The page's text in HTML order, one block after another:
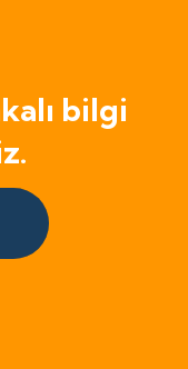
bilgi